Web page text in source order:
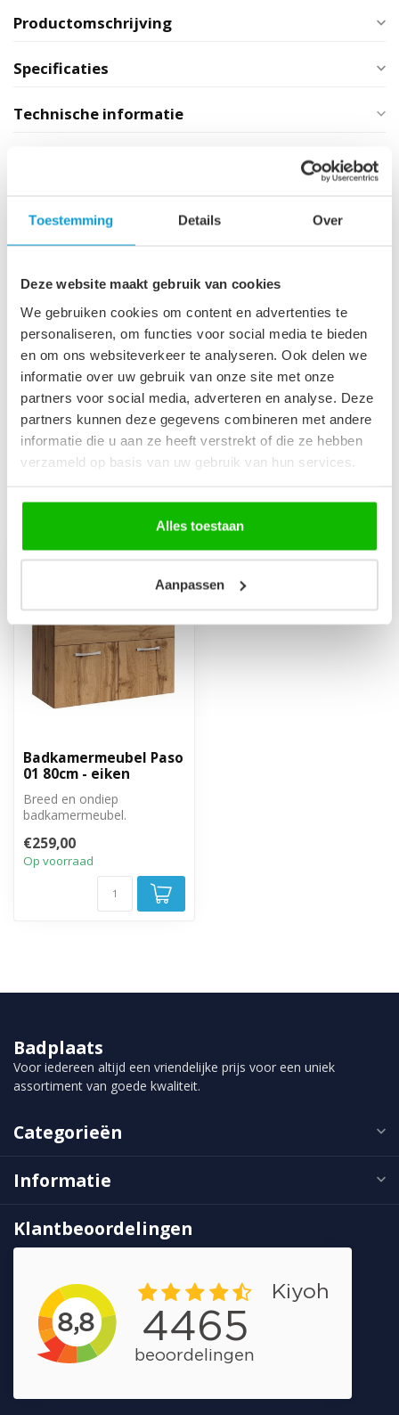
Toestemming Details Over
Deze website maakt gebruik van cookies
We gebruiken cookies om content en advertenties te
personaliseren, om functies voor social media te bieden
en om ons websiteverkeer te analyseren. Ook delen we
informatie over uw gebruik van onze site met onze
partners voor social media, adverteren en analyse. Deze
partners kunnen deze gegevens combineren met andere
informatie die u aan ze heeft verstrekt of die ze hebben
verzameld op basis van uw gebruik van hun services.
Alles toestaan
Aanpassen
Productomschrijving
Specificaties
Technische informatie
x 60 cm - eiken €99,95
x 160 cm - eiken
Op voorraad
€149,00
Afvoerplug groot - chroom -
met overloop
Op voorraad
€29,95
Recent bekeken
Badkamermeubel Paso
01 80cm - eiken
Breed en ondiep
badkamermeubel.
twee draaideuren.
€259,00
Op voorraad
Badplaats
Voor iedereen altijd een vriendelijke prijs voor een uniek
assortiment van goede kwaliteit.
Categorieën
Informatie
Klantbeoordelingen